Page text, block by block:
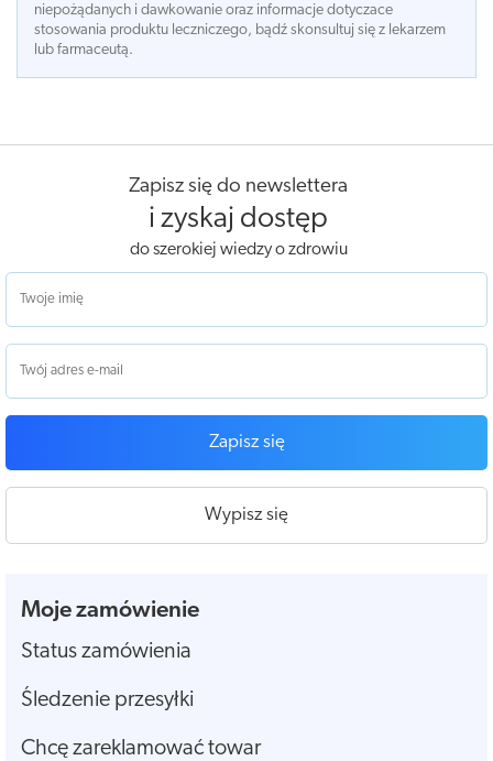
niepożądanych i dawkowanie oraz informacje dotyczace
stosowania produktu leczniczego, bądź skonsultuj się z lekarzem
lub farmaceutą.
Zapisz się do newslettera
i zyskaj dostęp
do szerokiej wiedzy o zdrowiu
Zapisz się
Wypisz się
Moje zamówienie
Status zamówienia
Śledzenie przesyłki
Chcę zareklamować towar